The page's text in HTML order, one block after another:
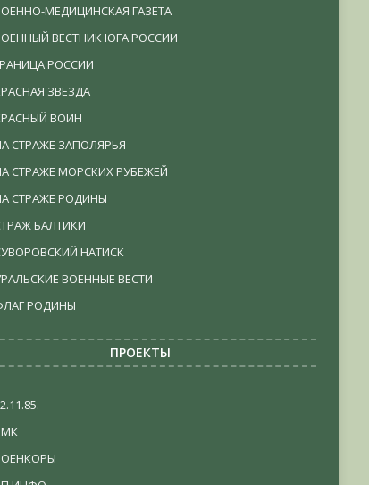
МЕДИЦИНСКАЯ ГАЗЕТА
ВЕСТНИК ЮГА РОССИИ
РОССИИ
ЗВЕЗДА
ВОИН
СТРАЖЕ ЗАПОЛЯРЬЯ
СТРАЖЕ МОРСКИХ РУБЕЖЕЙ
СТРАЖЕ РОДИНЫ
БАЛТИКИ
НАТИСК
ВОЕННЫЕ ВЕСТИ
РОДИНЫ
ПРОЕКТЫ